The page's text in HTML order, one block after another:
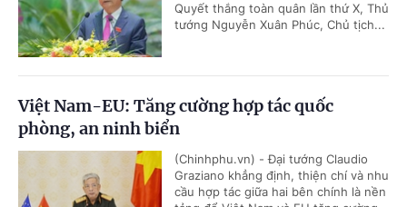
Quyết thắng toàn quân lần thứ X, Thủ
tướng Nguyễn Xuân Phúc, Chủ tịch...
Việt Nam-EU: Tăng cường hợp tác quốc
phòng, an ninh biển
(Chinhphu.vn) - Đại tướng Claudio
Graziano khẳng định, thiện chí và nhu
cầu hợp tác giữa hai bên chính là nền